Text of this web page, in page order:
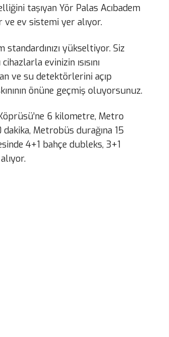
taşıyan Yör Palas Acıbadem
ve ev sistemi yer alıyor.
yükseltiyor. Siz
evinizin ısısını
ve su detektörlerini açıp
önüne geçmiş oluyorsunuz.
6 kilometre, Metro
Metrobüs durağına 15
4+1 bahçe dubleks, 3+1